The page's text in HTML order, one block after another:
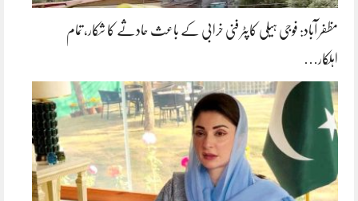
مظفر آباد: فوجی ہیلی کاپٹر فنی خرابی کے باعث حادثے کا شکار، تمام
اہلکار…